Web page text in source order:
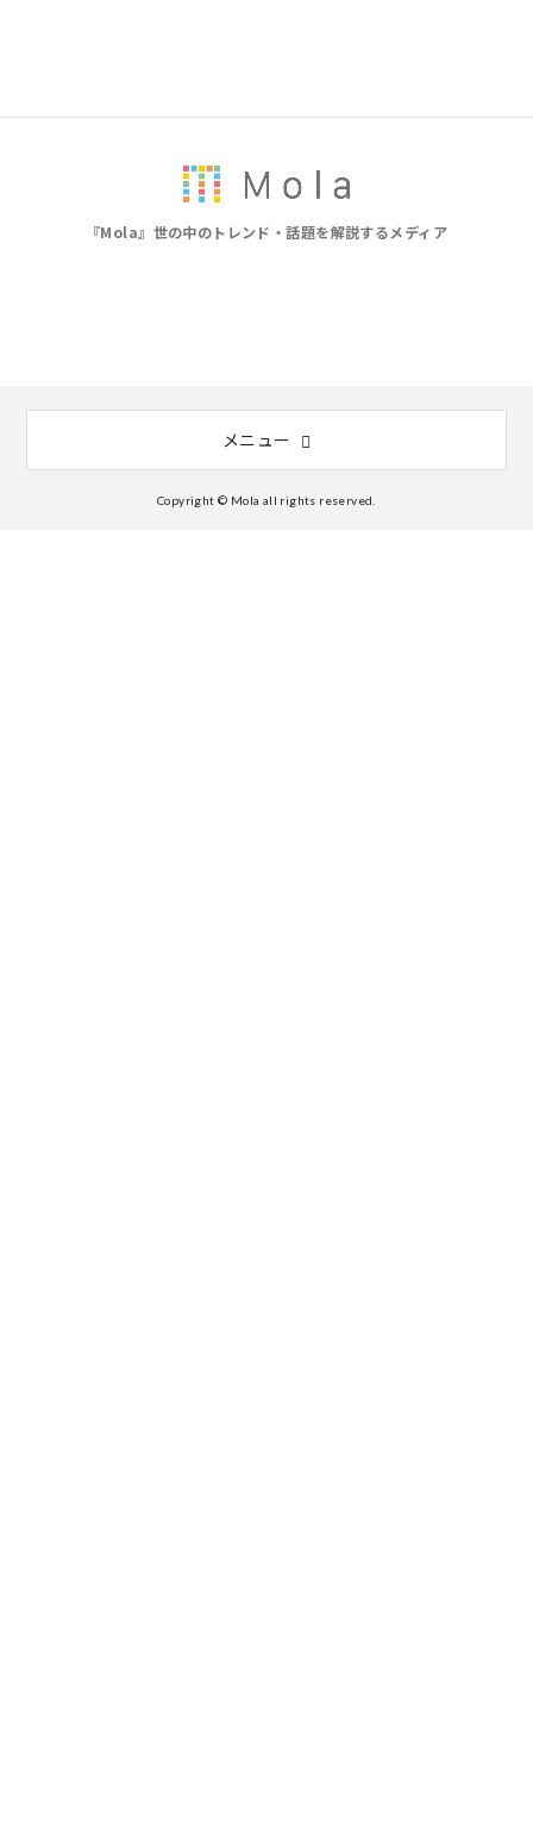
『Mola』世の中のトレンド・話題を解説するメディア
メニュー
Copyright © Mola all rights reserved.